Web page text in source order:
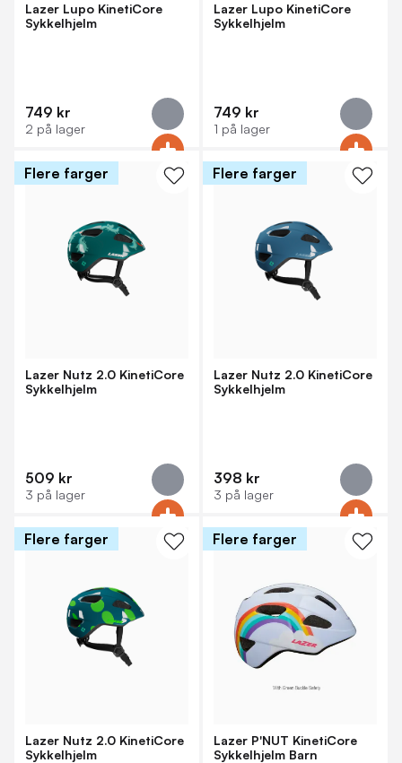
Lazer Lupo KinetiCore
Sykkelhjelm
749 kr
2 på lager
Lazer Lupo KinetiCore
Sykkelhjelm
749 kr
1 på lager
Flere farger
Lazer Nutz 2.0 KinetiCore
Sykkelhjelm
509 kr
3 på lager
Flere farger
Lazer Nutz 2.0 KinetiCore
Sykkelhjelm
398 kr
3 på lager
Flere farger
Lazer Nutz 2.0 KinetiCore
Sykkelhjelm
Flere farger
Lazer P'NUT KinetiCore
Sykkelhjelm Barn